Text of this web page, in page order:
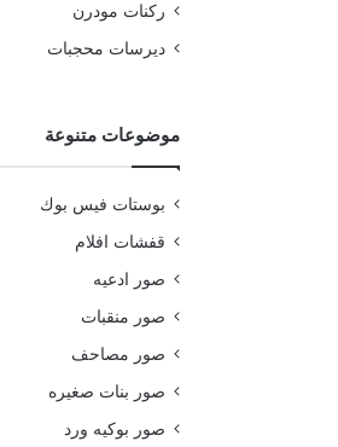
ركنات مودرن
ديرسات محجبات
موضوعات متنوعة
بوستات فيس بوك
قفشات افلام
صور ادعيه
صور منقبات
صور مصاحف
صور بنات صغيره
صور بوكيه ورد